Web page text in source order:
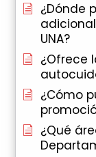
¿Dónde
UNA?
¿Ofrece
¿Cómo
¿Qué